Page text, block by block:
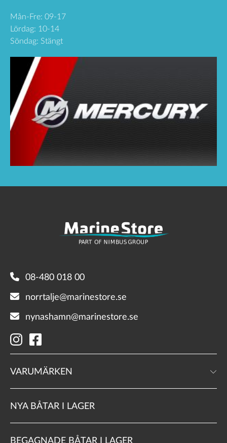
Mån-Fre: 09-17
Lördag: 10-14
Söndag: Stängt
08-480 018 00
norrtalje@marinestore.se
nynashamn@marinestore.se
VARUMÄRKEN
NYA BÅTAR I LAGER
BEGAGNADE BÅTAR I LAGER